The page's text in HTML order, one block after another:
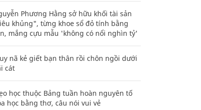
Phương Hằng sở hữu khối tài sản
khủng", từng khoe sổ đỏ tính bằng
mắng cựu mẫu 'không có nổi nghìn tỷ'
nã kẻ giết bạn thân rồi chôn ngồi dưới
cát
học thuộc Bảng tuần hoàn nguyên tố
học bằng thơ, câu nói vui vẻ